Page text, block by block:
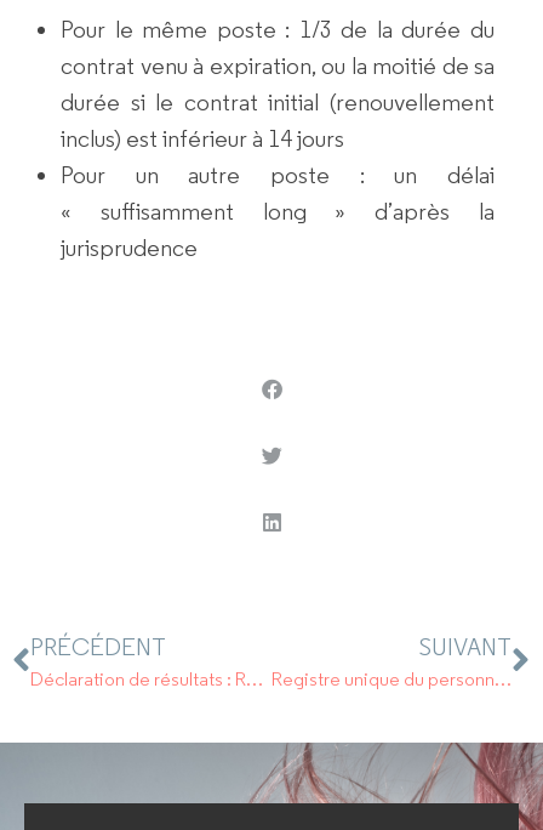
Pour le même poste : 1/3 de la durée du
contrat venu à expiration, ou la moitié de sa
durée si le contrat initial (renouvellement
inclus) est inférieur à 14 jours
Pour unautre poste : undélai
« suffisamment long » d’après la
jurisprudence
PRÉCÉDENT
Déclaration de résultats : RDV en mai !
SUIVANT
Registre unique du personnel : quelles sont vos obligations ?